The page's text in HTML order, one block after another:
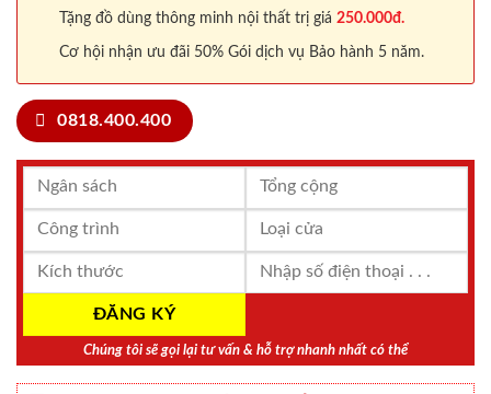
Tặng đồ dùng thông minh nội thất trị giá 250.000đ.
Cơ hội nhận ưu đãi 50% Gói dịch vụ Bảo hành 5 năm.
0818.400.400
Chúng tôi sẽ gọi lại tư vấn & hỗ trợ nhanh nhất có thể